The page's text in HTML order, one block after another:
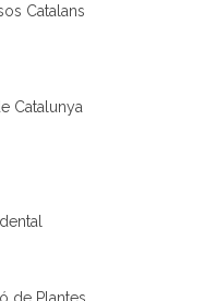
Catalans
Catalunya